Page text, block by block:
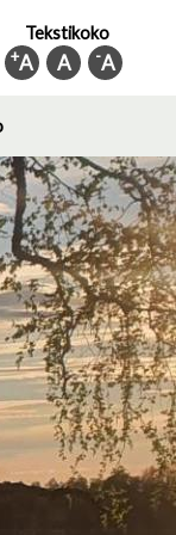
Tekstikoko
-A
A
+A
Toggle
submenu